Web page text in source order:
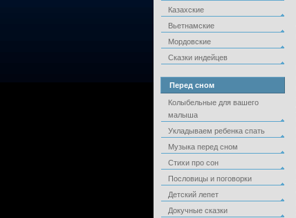
Казахские
Вьетнамские
Мордовские
Сказки индейцев
Перед сном
Колыбельные для вашего
малыша
Укладываем ребенка спать
Музыка перед сном
Стихи про сон
Пословицы и поговорки
Детский лепет
Докучные сказки